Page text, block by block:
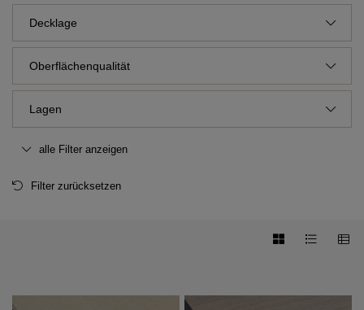
Decklage
Oberflächenqualität
Lagen
alle Filter anzeigen
Filter zurücksetzen